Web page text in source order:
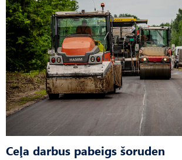
Ceļa darbus pabeigs šoruden